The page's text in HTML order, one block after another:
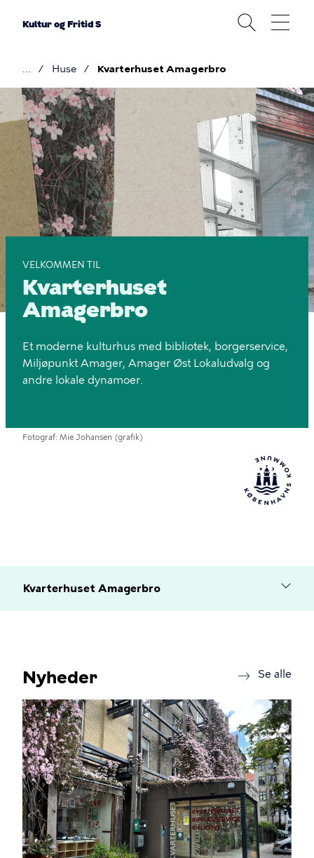
Kultur og Fritid S
Brødkrumme
Huse Kvarterhuset Amagerbro
Kvarterhuset
Amagerbro
VELKOMMEN TIL
Kvarterhuset
Amagerbro
Et moderne kulturhus med bibliotek, borgerservice,
Miljøpunkt Amager, Amager Øst Lokaludvalg og
andre lokale dynamoer.
Fotograf Mie Johansen (grafik)
Kvarterhuset Amagerbro
Se alle
Nyheder